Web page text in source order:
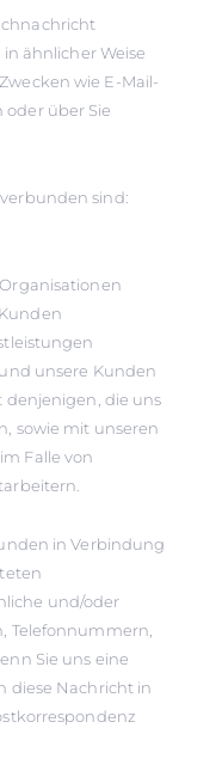
ähnlicher Weise
wie E-Mail-
über Sie
sind:
unsere Kunden
die uns
sowie mit unseren
Falle von
in Verbindung
und/oder
Telefonnummern,
Sie uns eine
diese Nachricht in